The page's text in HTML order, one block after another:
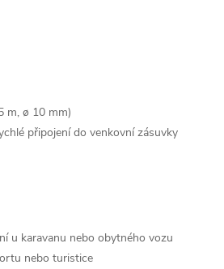
m, ø 10 mm)
připojení do venkovní zásuvky
u karavanu nebo obytného vozu
nebo turistice